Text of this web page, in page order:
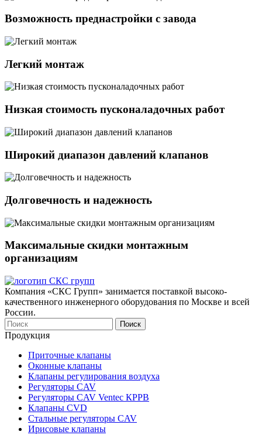
Возможность преднастройки с завода
Легкий монтаж
Низкая стоимость пусконаладочных работ
Широкий диапазон давлений клапанов
Долговечность и надежность
Максимальные скидки монтажным
организациям
Компания «СКС Групп» занимается поставкой высоко-
качественного инженерного оборудования по Москве и всей
России.
Продукция
Приточные клапаны
Оконныe клапаны
Клапаны регулирования воздуха
Регуляторы CAV
Регуляторы CAV Ventec КРРВ
Клапаны CVD
Стальные регуляторы CAV
Ирисовые клапаны